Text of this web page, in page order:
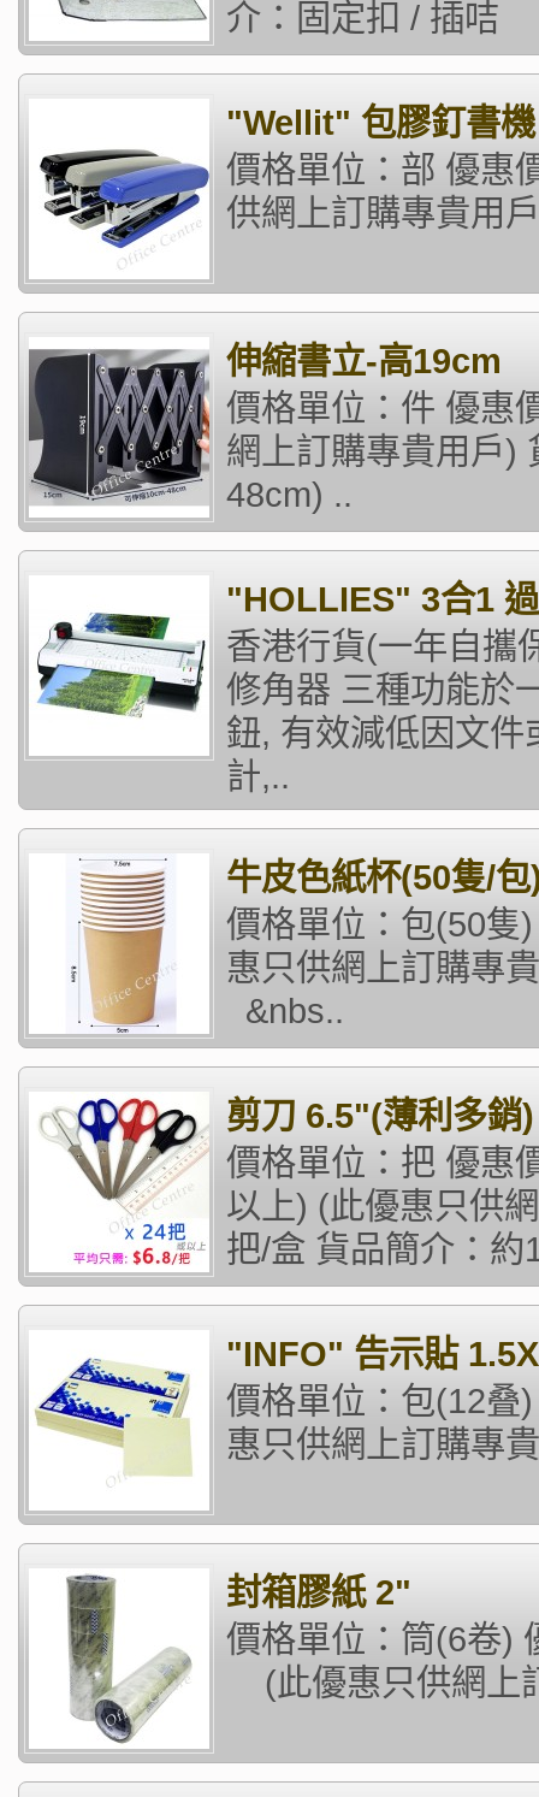
介：固定扣 / 插咭
"Wellit" 包膠釘書
價格單位：部 優惠
供網上訂購專貴
伸縮書立-高19cm
價格單位：件 優惠
網上訂購專貴用戶)
48cm) ..
"HOLLIES" 3合1
香港行貨(一年自攜
修角器 三種功能於
鈕, 有效減低因文
計,..
牛皮色紙杯(50隻/包
價格單位：包(50隻
惠只供網上訂購專
&nbs..
剪刀 6.5"(薄利多銷)
價格單位：把 優惠
以上) (此優惠只供
把/盒 貨品簡介：約
"INFO" 告示貼
價格單位：包(12叠
惠只供網上訂購
封箱膠紙 2"
價格單位：筒(6
(此優惠只供網上